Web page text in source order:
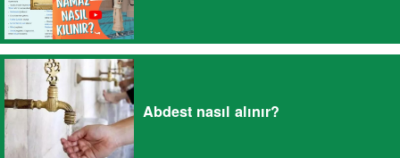
Abdest nasıl alınır?